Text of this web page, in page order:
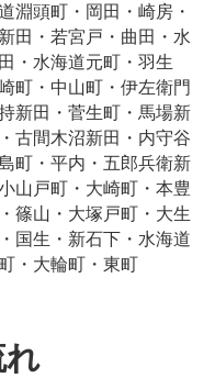
淵頭町・岡田・崎房・
田・若宮戸・曲田・水
・水海道元町・羽生
町・中山町・伊左衛門
新田・菅生町・馬場新
古間木沼新田・内守谷
町・平内・五郎兵衛新
山戸町・大崎町・本豊
篠山・大塚戸町・大生
国生・新石下・水海道
・大輪町・東町